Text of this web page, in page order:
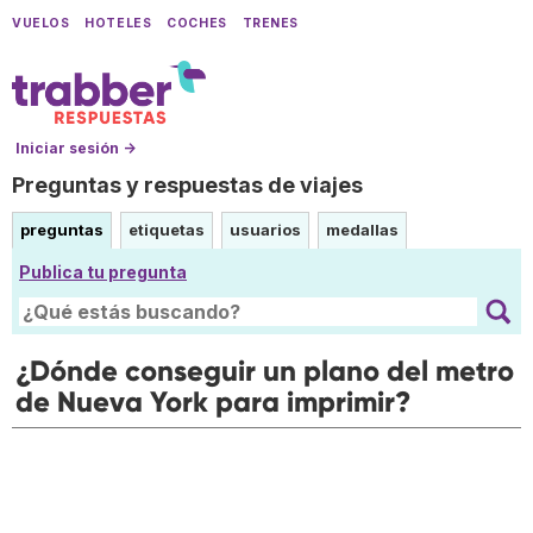
VUELOS HOTELES COCHES TRENES
Iniciar sesión →
Preguntas y respuestas de viajes
preguntas etiquetas usuarios medallas
Publica tu pregunta
¿Dónde conseguir un plano del metro
de Nueva York para imprimir?